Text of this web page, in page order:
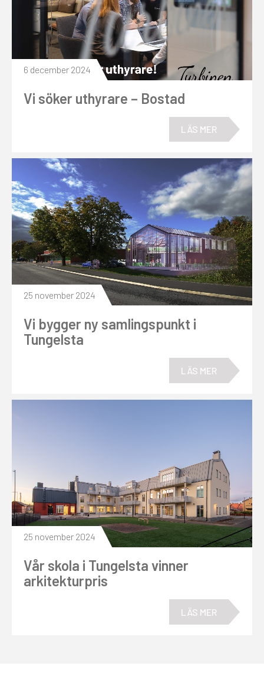
6 december 2024
Vi söker uthyrare – Bostad
LÄS MER
25 november 2024
Vi bygger ny samlingspunkt i
Tungelsta
LÄS MER
25 november 2024
Vår skola i Tungelsta vinner
arkitekturpris
LÄS MER